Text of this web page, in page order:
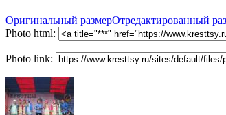
Оригинальный размерОтредактированный
Photo html:
Photo link: